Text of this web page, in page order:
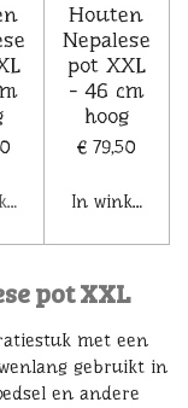
Houten
Nepalese
pot XXL
- 46 cm
hoog
€ 79,50
In
pot XXL
met een
gebruikt in
en andere